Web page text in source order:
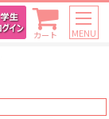
カート MENU